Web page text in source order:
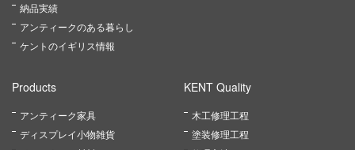
納品実績
アンティークのある暮らし
ケントのイギリス情報
Products
アンティーク家具
ディスプレイ小物雑貨
KENT Quality
木工修理工程
塗装修理工程